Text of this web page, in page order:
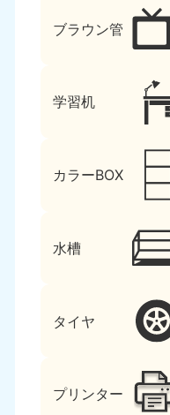
ブラウン管
学習机
カラーBOX
水槽
タイヤ
プリンター